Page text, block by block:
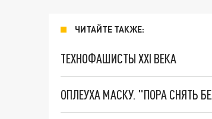
ЧИТАЙТЕ ТАКЖЕ:
ТЕХНОФАШИСТЫ XXI ВЕКА
ОПЛЕУХА МАСКУ. "ПОРА СНЯТЬ